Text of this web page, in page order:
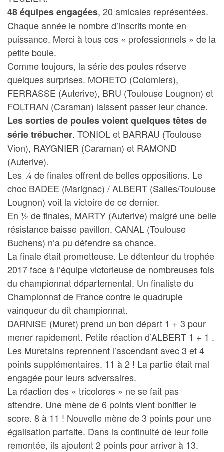
48 équipes engagées, 20 amicales représentées.
Chaque année le nombre d’inscrits monte en
puissance. Merci à tous ces « professionnels » de la
petite boule.
Comme toujours, la série des poules réserve
quelques surprises. MORETO (Colomiers),
FERRASSE (Auterive), BRU (Toulouse Lougnon) et
FOLTRAN (Caraman) laissent passer leur chance.
Les sorties de poules voient quelques têtes de
série trébucher. TONIOL et BARRAU (Toulouse
Vion), RAYGNIER (Caraman) et RAMOND
(Auterive).
Les ¼ de finales offrent de belles oppositions. Le
choc BADEE (Marignac) / ALBERT (Salies/Toulouse
Lougnon) voit la victoire de ce dernier.
En ½ de finales, MARTY (Auterive) malgré une belle
résistance baisse pavillon. CANAL (Toulouse
Buchens) n’a pu défendre sa chance.
La finale était prometteuse. Le détenteur du trophée
2017 face à l’équipe victorieuse de nombreuses fois
du championnat départemental. Un finaliste du
Championnat de France contre le quadruple
vainqueur du dit championnat.
DARNISE (Muret) prend un bon départ 1 + 3 pour
mener rapidement. Petite réaction d’ALBERT 1 + 1 .
Les Muretains reprennent l’ascendant avec 3 et 4
points supplémentaires. 11 à 2 ! La partie était mal
engagée pour leurs adversaires.
La réaction des « tricolores » ne se fait pas
attendre. Une mène de 6 points vient bonifier le
score. 8 à 11 ! Nouvelle mène de 3 points pour une
égalisation parfaite. Dans la continuité de leur folle
remontée, ils ajoutent 2 points pour arriver à 13.